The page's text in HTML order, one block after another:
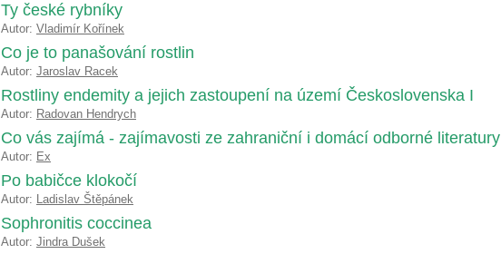
Ty české rybníky
Autor: Vladimír Kořínek
Co je to panašování rostlin
Autor: Jaroslav Racek
Rostliny endemity a jejich zastoupení na území Československa I
Autor: Radovan Hendrych
Co vás zajímá - zajímavosti ze zahraniční i domácí odborné literatury
Autor: Ex
Po babičce klokočí
Autor: Ladislav Štěpánek
Sophronitis coccinea
Autor: Jindra Dušek